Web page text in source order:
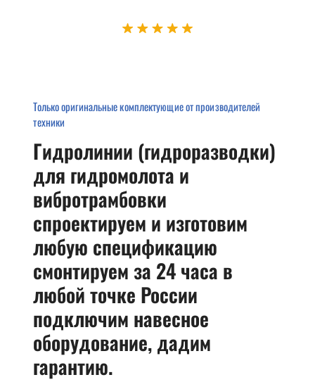
Только оригинальные комплектующие от производителей
техники
Гидролинии (гидроразводки)
для гидромолота и
вибротрамбовки
спроектируем и изготовим
любую спецификацию
смонтируем за 24 часа в
любой точке России
подключим навесное
оборудование, дадим
гарантию.